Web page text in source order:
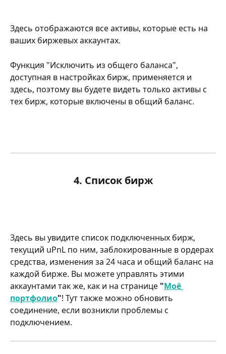
Здесь отображаются все активы, которые есть на
ваших биржевых аккаунтах.
Функция "Исключить из общего баланса",
доступная в настройках бирж, применяется и
здесь, поэтому вы будете видеть только активы с
тех бирж, которые включены в общий баланс.
4. Список бирж
Здесь вы увидите список подключенных бирж,
текущий uPnL по ним, заблокированные в ордерах
средства, изменения за 24 часа и общий баланс на
каждой бирже. Вы можете управлять этими
аккаунтами так же, как и на странице "Моё
портфолио"! Тут также можно обновить
соединение, если возникли проблемы с
подключением.